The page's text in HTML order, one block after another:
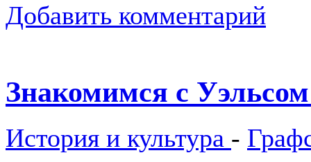
Добавить комментарий
Знакомимся с
История и культура -